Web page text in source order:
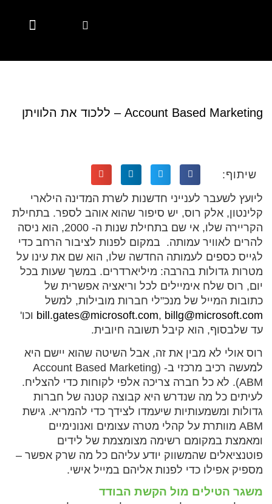
Account Based Marketing – ללכוד את הלוויתן
שיתוף:
ליועץ לשעבר לענייני חדשנות לשרת המדינה הילארי
קלינטון, אלק רוס, יש סיפור שהוא אוהב לספר. בתחילת
הקריירה שלו, אי שם בתחילת שנות ה- 2000, הוא ניסה
להרים לאוויר עמותה. במקום לפנות לציבור הרחב כדי
לגייס כספים לעמותה החדשה שלו, הוא שם את עינו על
מטרות גדולות בהרבה: מיליארדרים. במשך שעות בכל
יום, רוס שלח אימיילים לכל וריאציה אפשרית של
כתובות המייל של מנכ"לי חברות מובילות, למשל
bill.gates@microsoft.com, billg@microsoft.com
וכו'
עד שלבסוף, הוא קיבל תשובה חיובית.
רוס אולי לא מבין את זה, אבל השיטה שהוא יישם היא
למעשה רכיב מרכזי ב- Account Based Marketing)
ABM). לא כל חברה צריכה אלפי לקוחות כדי להצליח.
לעיתים כל מה שנדרש היא קבוצה קטנה של חברות
גדולות ומשמעותיות שיעמדו לצידך כדי להמריא. גישת
ABM מוותרת על קהלי מטרה עצומים ואנונימיים
ומאמצת במקומם רשימה מצומצמת של לידים
פוטנציאלים שהמשווק יודע עליהם כל מה שרק אפשר –
מספיק אפילו כדי לפנות אליהם במייל אישי.
משגר הטילים מול הקשת הבודד